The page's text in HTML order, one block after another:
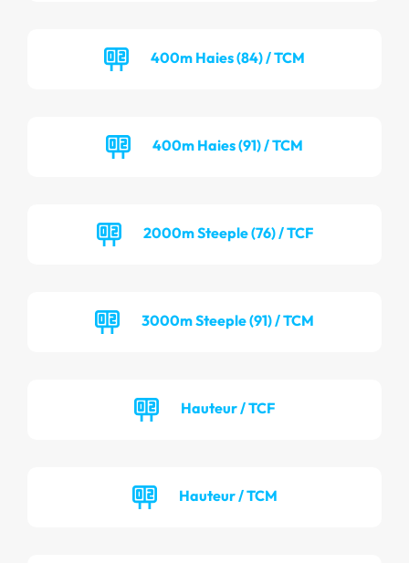
400m Haies (84) / TCM
400m Haies (91) / TCM
2000m Steeple (76) / TCF
3000m Steeple (91) / TCM
Hauteur / TCF
Hauteur / TCM